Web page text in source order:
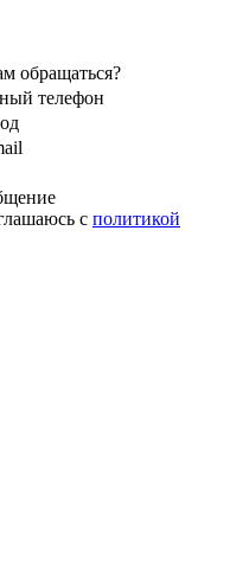
обращаться?
телефон
с политикой